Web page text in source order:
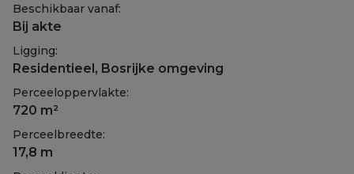
Beschikbaar vanaf:
Bij akte
Ligging:
Residentieel, Bosrijke omgeving
Perceeloppervlakte:
720 m²
Perceelbreedte:
17,8 m